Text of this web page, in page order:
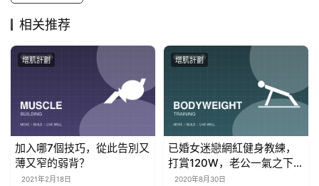
相关推荐
增肌計劃
加入哪7個技巧，從此告別又
薄又窄的弱背？
2021年2月18日
增肌計劃
已婚女迷戀網紅健身教練，
打賞120W，老公一氣之下告
上法庭…
2020年8月30日